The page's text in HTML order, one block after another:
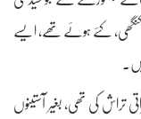
کئے ہوئے تھے، ایسے
تراش کی تھی، بغیر آستینوں